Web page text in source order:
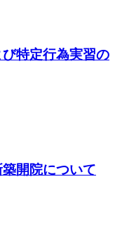
特定行為実習の
開院について